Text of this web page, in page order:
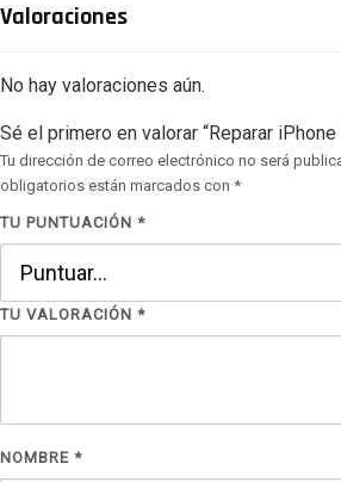
Valoraciones
No hay valoraciones aún.
Sé el primero en valorar “Reparar
Tu dirección de correo electrónico no será
obligatorios están marcados con *
TU PUNTUACIÓN *
TU VALORACIÓN *
NOMBRE *